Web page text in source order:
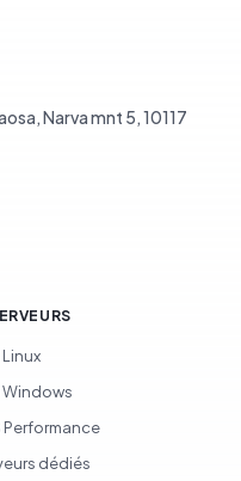
Narva mnt 5, 10117
Linux
Windows
Performance
dédiés